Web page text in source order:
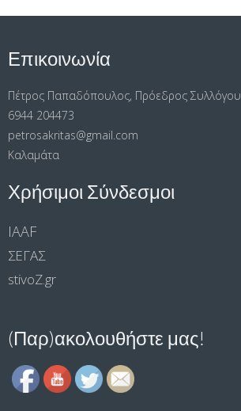
Επικοινωνία
Πέτρος Παπαδόπουλος, Πρόεδρος Συλλόγου
6944 204473
petrosakritas@gmail.com
Καλαμάτα
Χρήσιμοι Σύνδεσμοι
IAAF
ΣΕΓΑΣ
stivoΖ.gr
(Παρ)ακολουθήστε μας!